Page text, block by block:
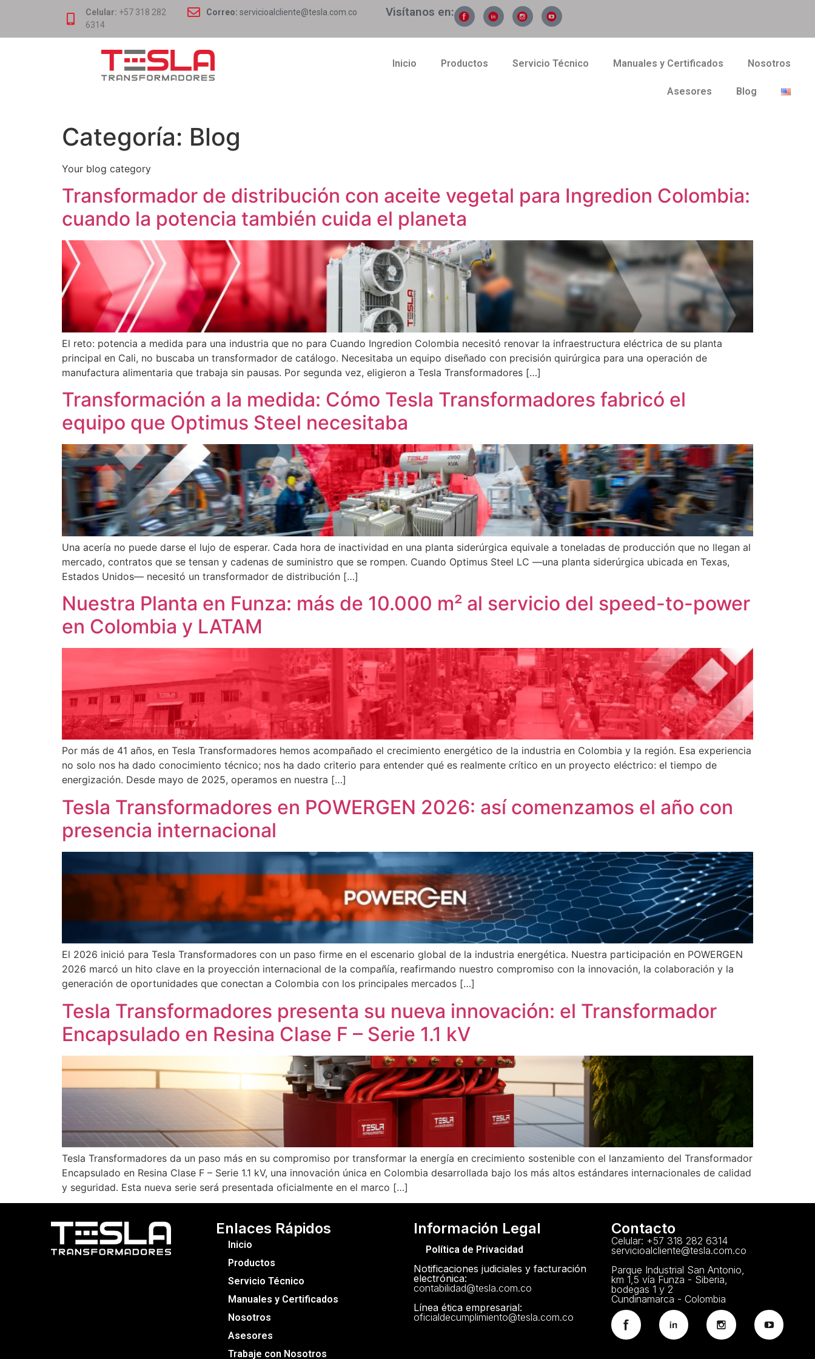
Celular: +57 318 282
6314
Correo: servicioalcliente@tesla.com.co Visítanos en:
Inicio Productos Servicio Técnico Manuales y Certificados Nosotros
Asesores Blog
Categoría: Blog
Your blog category
Transformador de distribución con aceite vegetal para Ingredion Colombia:
cuando la potencia también cuida el planeta
El reto: potencia a medida para una industria que no para Cuando Ingredion Colombia necesitó renovar la infraestructura eléctrica de su planta
principal en Cali, no buscaba un transformador de catálogo. Necesitaba un equipo diseñado con precisión quirúrgica para una operación de
manufactura alimentaria que trabaja sin pausas. Por segunda vez, eligieron a Tesla Transformadores […]
Transformación a la medida: Cómo Tesla Transformadores fabricó el
equipo que Optimus Steel necesitaba
Una acería no puede darse el lujo de esperar. Cada hora de inactividad en una planta siderúrgica equivale a toneladas de producción que no llegan al
mercado, contratos que se tensan y cadenas de suministro que se rompen. Cuando Optimus Steel LC —una planta siderúrgica ubicada en Texas,
Estados Unidos— necesitó un transformador de distribución […]
Nuestra Planta en Funza: más de 10.000 m² al servicio del speed-to-power
en Colombia y LATAM
Por más de 41 años, en Tesla Transformadores hemos acompañado el crecimiento energético de la industria en Colombia y la región. Esa experiencia
no solo nos ha dado conocimiento técnico; nos ha dado criterio para entender qué es realmente crítico en un proyecto eléctrico: el tiempo de
energización. Desde mayo de 2025, operamos en nuestra […]
Tesla Transformadores en POWERGEN 2026: así comenzamos el año con
presencia internacional
El 2026 inició para Tesla Transformadores con un paso firme en el escenario global de la industria energética. Nuestra participación en POWERGEN
2026 marcó un hito clave en la proyección internacional de la compañía, reafirmando nuestro compromiso con la innovación, la colaboración y la
generación de oportunidades que conectan a Colombia con los principales mercados […]
Tesla Transformadores presenta su nueva innovación: el Transformador
Encapsulado en Resina Clase F – Serie 1.1 kV
Tesla Transformadores da un paso más en su compromiso por transformar la energía en crecimiento sostenible con el lanzamiento del Transformador
Encapsulado en Resina Clase F – Serie 1.1 kV, una innovación única en Colombia desarrollada bajo los más altos estándares internacionales de calidad
y seguridad. Esta nueva serie será presentada oficialmente en el marco […]
Enlaces Rápidos
Inicio
Productos
Servicio Técnico
Manuales y Certificados
Nosotros
Asesores
Trabaje con Nosotros
Información Legal
Política de Privacidad
Notificaciones judiciales y facturación
electrónica:
contabilidad@tesla.com.co
Línea ética empresarial:
oficialdecumplimiento@tesla.com.co
Contacto
Celular: +57 318 282 6314
servicioalcliente@tesla.com.co
Parque Industrial San Antonio,
km 1,5 vía Funza - Siberia,
bodegas 1 y 2
Cundinamarca - Colombia